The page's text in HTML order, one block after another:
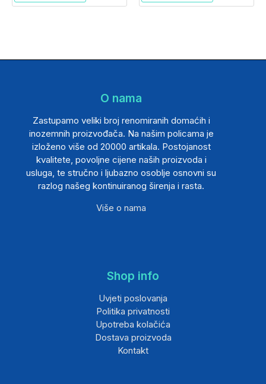
O nama
Zastupamo veliki broj renomiranih domaćih i
inozemnih proizvođača. Na našim policama je
izloženo više od 20000 artikala. Postojanost
kvalitete, povoljne cijene naših proizvoda i
usluga, te stručno i ljubazno osoblje osnovni su
razlog našeg kontinuiranog širenja i rasta.
Više o nama
Shop info
Uvjeti poslovanja
Politika privatnosti
Upotreba kolačića
Dostava proizvoda
Kontakt